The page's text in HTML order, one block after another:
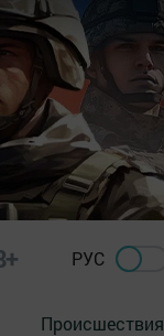
РУС
Происшествия